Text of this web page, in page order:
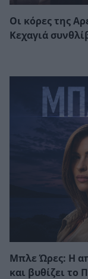
Οι κόρες της
Κεχαγιά
Μπλε Ώρες: Η
και βυθίζει το